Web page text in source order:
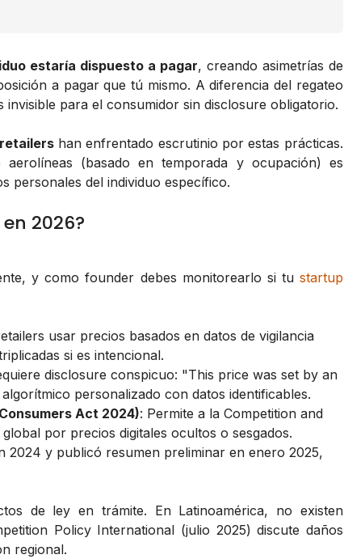
estaría dispuesto a pagar, creando asimetrías de
a pagar que tú mismo. A diferencia del regateo
para el consumidor sin disclosure obligatorio.
han enfrentado escrutinio por estas prácticas.
(basado en temporada y ocupación) es
personales del individuo específico.
2026?
y como founder debes monitorearlo si tu startup
usar precios basados en datos de vigilancia
si es intencional.
disclosure conspicuo: "This price was set by an
personalizado con datos identificables.
Act 2024): Permite a la Competition and
por precios digitales ocultos o sesgados.
2024 y publicó resumen preliminar en enero 2025,
de ley en trámite. En Latinoamérica, no existen
Policy International (julio 2025) discute daños
regional.